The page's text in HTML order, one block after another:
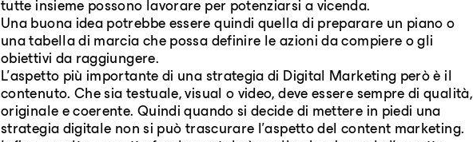
tutte insieme possono lavorare per potenziarsi a vicenda.
Una buona idea potrebbe essere quindi quella di preparare un piano o
una tabella di marcia che possa definire le azioni da compiere o gli
obiettivi da raggiungere.
L'aspetto più importante di una strategia di Digital Marketing però è il
contenuto. Che sia testuale, visual o video, deve essere sempre di qualità,
originale e coerente. Quindi quando si decide di mettere in piedi una
strategia digitale non si può trascurare l'aspetto del content marketing.